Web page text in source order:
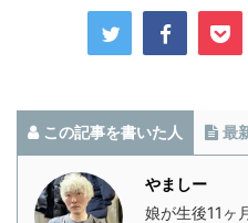
この記事を書いた人 最
やましー
娘が生後11ヶ